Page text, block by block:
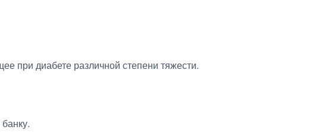
при диабете различной степени тяжести.